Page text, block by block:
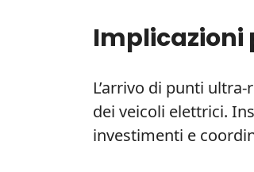
Implicazioni
L’arrivo di punti
dei veicoli elettrici.
investimenti e